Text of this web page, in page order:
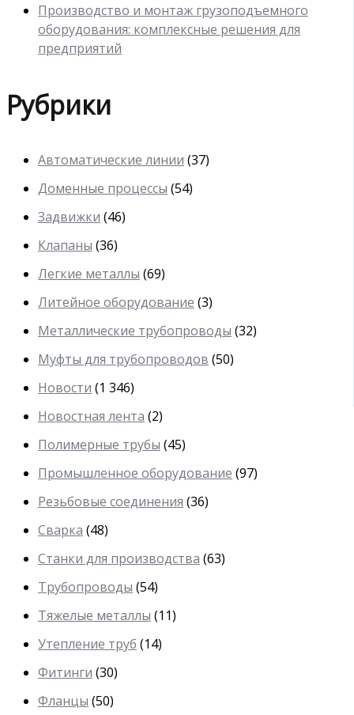
Производство и монтаж грузоподъемного
оборудования: комплексные решения для
предприятий
Рубрики
Автоматические линии (37)
Доменные процессы (54)
Задвижки (46)
Клапаны (36)
Легкие металлы (69)
Литейное оборудование (3)
Металлические трубопроводы (32)
Муфты для трубопроводов (50)
Новости (1 346)
Новостная лента (2)
Полимерные трубы (45)
Промышленное оборудование (97)
Резьбовые соединения (36)
Сварка (48)
Станки для производства (63)
Трубопроводы (54)
Тяжелые металлы (11)
Утепление труб (14)
Фитинги (30)
Фланцы (50)